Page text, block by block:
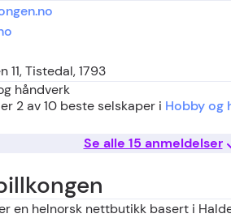
11, Tistedal, 1793
håndverk
2 av 10 beste selskaper i Hobby og
Se alle 15 anmeldelser
en helnorsk nettbutikk basert i